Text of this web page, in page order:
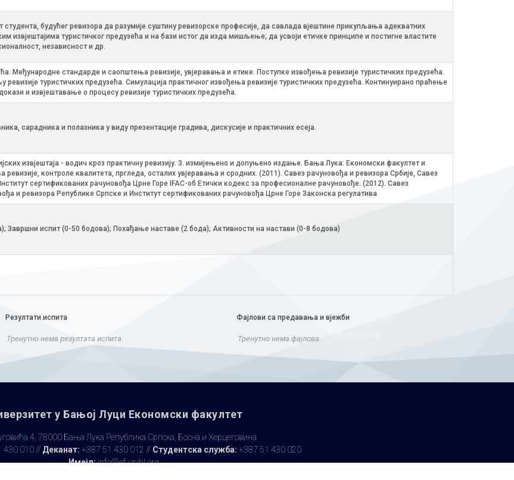
будућег ревизора да разумије суштину ревизорске професије, да савлада вјештине прикупљања адекватних
извјештајима туристичког предузећа и на бази истог да изда мишљење; да усвоји етичке принципе и постигне властите
независност и др.
Међународне стандарде и саопштења ревизије, увјеравања и етике. Поступке извођења ревизије туристичких предузећа.
ревизије туристичких предузећа. Симулација практичног извођења ревизије туристичких предузећа. Континуирано праћење
и извјештавање о процесу ревизије туристичких предузећа.
сарадника и полазника у виду презентације градива, дискусије и практичних есеја.
извјештаја - водич кроз практичну ревизију. 3. измијењено и допуњено издање. Бања Лука: Економски факултет и
контроле квалитета, пргледа, осталих увјеравања и сродних. (2011). Савез рачуновођа и ревизора Србије, Савез
сертификованих рачуновођа Црне Горе IFAC-об Етички кодекс за професионалне рачуновође. (2012). Савез
и ревизора Републике Српске и Институт сертификованих рачуновођа Црне Горе Законска регулатива
Завршни испит (0-50 бодова); Похађање наставе (2 бода); Активности на настави (0-8 бодова)
Резултати испита
Тренутно нема резултата испита.
Фајлови са предавања и вјежби
Тренутно нема фајлова.
у Бањoj Луци Економски факултет
4, 78000 Бања Лука Република Српска, Босна и Херцеговина
430 010 // Деканат: +387 51 430 012 // Студентска служба: +387 51 430 020
Имејл:info@ef.unibl.org